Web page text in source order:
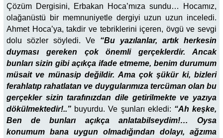
Çözüm Dergisini, Erbakan Hoca’mıza sundu… Hocamız,
olağanüstü bir memnuniyetle dergiyi uzun uzun inceledi.
Ahmet Hoca’ya, takdir ve tebriklerini içeren, övgü ve sevgi
dolu sözler söyledi. Ve “Bu yazılanlar, artık herkesin
duyması gereken çok önemli gerçeklerdir. Ancak
bunları sizin gibi açıkça ifade etmeme, benim durumum
müsait ve münasip değildir. Ama çok şükür ki, bizleri
ferahlatıp rahatlatan ve duygularımıza tercüman olan bu
gerçekler sizin tarafınızdan dile getirilmekte ve yazıya
dökülmektedir!..” buyurdu. Ve şunları ekledi: “Ah keşke,
Ben de bunları açıkça anlatabilseydim!… Oysa
konumum bana uygun olmadığından dolayı, ağzıma